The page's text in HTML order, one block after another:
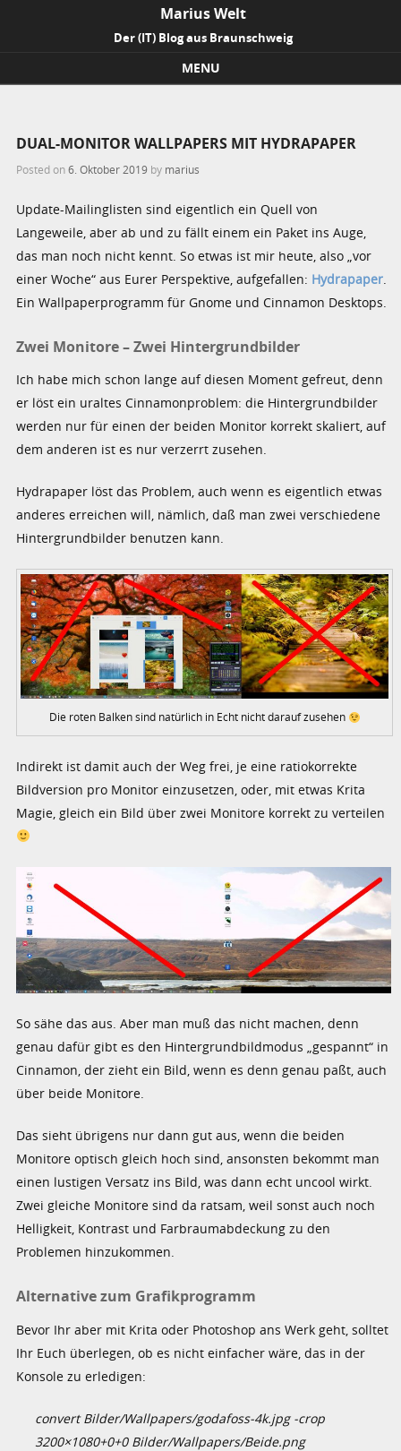
Marius Welt
Der (IT) Blog aus Braunschweig
MENU
DUAL-MONITOR WALLPAPERS MIT HYDRAPAPER
Posted on6. Oktober 2019 by marius
Update-Mailinglisten sind eigentlich ein Quell von
Langeweile, aber ab und zu fällt einem ein Paket ins Auge,
das man noch nicht kennt. So etwas ist mir heute, also „vor
einer Woche“ aus Eurer Perspektive, aufgefallen: Hydrapaper
Ein Wallpaperprogramm für Gnome und Cinnamon Desktops.
Zwei Monitore – Zwei Hintergrundbilder
Ich habe mich schon lange auf diesen Moment gefreut, denn
er löst ein uraltes Cinnamonproblem: die Hintergrundbilder
werden nur für einen der beiden Monitor korrekt skaliert, auf
dem anderen ist es nur verzerrt zusehen.
Hydrapaper löst das Problem, auch wenn es eigentlich etwas
anderes erreichen will, nämlich, daß man zwei verschiedene
Hintergrundbilder benutzen kann.
Die roten Balken sind natürlich in Echt nicht darauf zusehen
Indirekt ist damit auch der Weg frei, je eine ratiokorrekte
Bildversion pro Monitor einzusetzen, oder, mit etwas Krita
Magie, gleich ein Bild über zwei Monitore korrekt zu verteilen
So sähe das aus. Aber man muß das nicht machen, denn
genau dafür gibt es den Hintergrundbildmodus „gespannt“ in
Cinnamon, der zieht ein Bild, wenn es denn genau paßt, auch
über beide Monitore.
Das sieht übrigens nur dann gut aus, wenn die beiden
Monitore optisch gleich hoch sind, ansonsten bekommt man
einen lustigen Versatz ins Bild, was dann echt uncool wirkt.
Zwei gleiche Monitore sind da ratsam, weil sonst auch noch
Helligkeit, Kontrast und Farbraumabdeckung zu den
Problemen hinzukommen.
Alternative zum Grafikprogramm
Bevor Ihr aber mit Krita oder Photoshop ans Werk geht, solltet
Ihr Euch überlegen, ob es nicht einfacher wäre, das in der
Konsole zu erledigen:
convert Bilder/Wallpapers/godafoss-4k.jpg -crop
3200×1080+0+0 Bilder/Wallpapers/Beide.png